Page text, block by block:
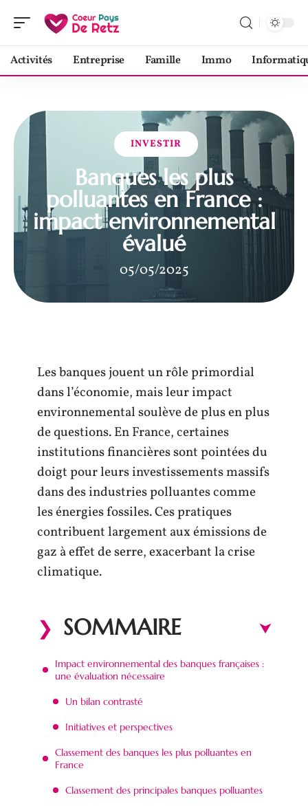
Activités Entreprise Famille Immo
INVESTIR
Banques les plus
polluantes en France :
impact environnemental
évalué
05/05/2025
Les banques jouent un rôle primordial
dans l’économie, mais leur impact
environnemental soulève de plus en plus
de questions. En France, certaines
institutions financières sont pointées du
doigt pour leurs investissements massifs
dans des industries polluantes comme
les énergies fossiles. Ces pratiques
contribuent largement aux émissions de
gaz à effet de serre, exacerbant la crise
climatique.
SOMMAIRE
Impact environnemental des banques françaises :
une évaluation nécessaire
Un bilan contrasté
Initiatives et perspectives
Classement des banques les plus polluantes en
France
Classement des principales banques polluantes